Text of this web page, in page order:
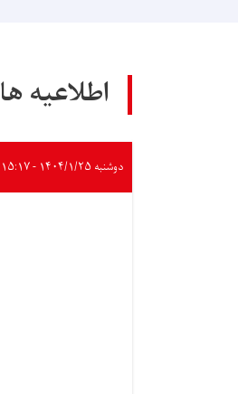
اطلاعیه ها
دوشنبه ۱۴۰۴/۱/۲۵ - ۱۵:۱۷